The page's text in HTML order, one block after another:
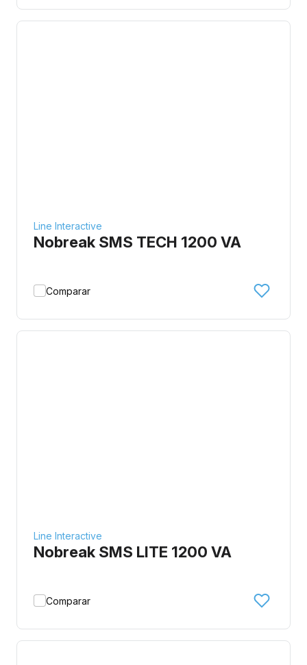
Line Interactive
Nobreak SMS TECH 1200 VA
Comparar
Line Interactive
Nobreak SMS LITE 1200 VA
Comparar